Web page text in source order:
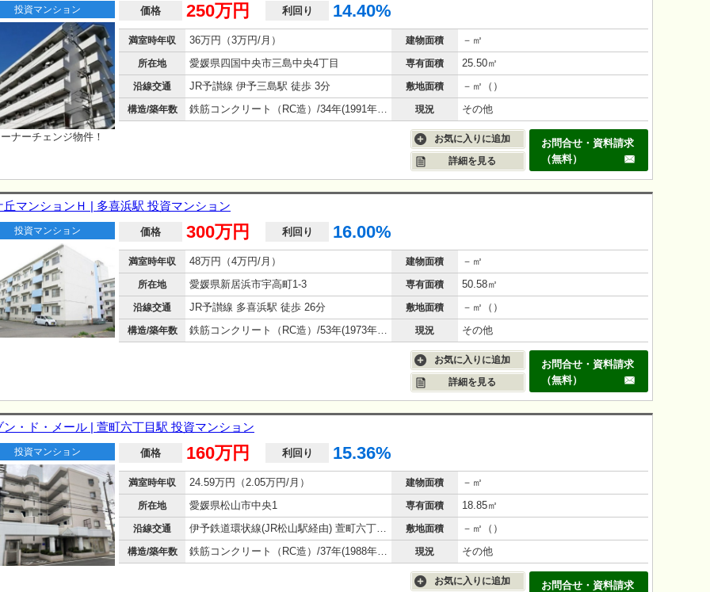
投資マンション 価格 250万円 利回り 14.40%
満室時年収 36万円（3万円/月） 建物面積 －㎡
所在地 愛媛県四国中央市三島中央4丁目 専有面積 25.50㎡
沿線交通 JR予讃線 伊予三島駅 徒歩 3分 敷地面積 －㎡（）
構造/築年数 鉄筋コンクリート（RC造）/34年(1991年10月) 現況 その他
ナーチェンジ物件！
お気に入りに追加
詳細を見る
お問合せ・資料請求
（無料）
丘マンションＨ | 多喜浜駅 投資マンション
投資マンション 価格 300万円 利回り 16.00%
満室時年収 48万円（4万円/月） 建物面積 －㎡
所在地 愛媛県新居浜市宇高町1-3 専有面積 50.58㎡
沿線交通 JR予讃線 多喜浜駅 徒歩 26分 敷地面積 －㎡（）
構造/築年数 鉄筋コンクリート（RC造）/53年(1973年4月) 現況 その他
お気に入りに追加
詳細を見る
お問合せ・資料請求
（無料）
ン・ド・メール | 萱町六丁目駅 投資マンション
投資マンション 価格 160万円 利回り 15.36%
満室時年収 24.59万円（2.05万円/月） 建物面積 －㎡
所在地 愛媛県松山市中央1 専有面積 18.85㎡
沿線交通 伊予鉄道環状線(JR松山駅経由) 萱町六丁目駅 徒歩 9分 敷地面積 －㎡（）
構造/築年数 鉄筋コンクリート（RC造）/37年(1988年11月) 現況 その他
お気に入りに追加
お問合せ・資料請求